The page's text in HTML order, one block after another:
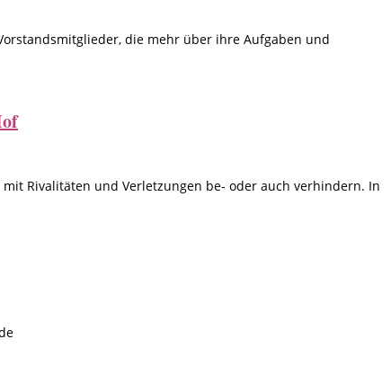
die mehr über ihre Aufgaben und
Rivalitäten und Verletzungen be- oder auch verhindern. In